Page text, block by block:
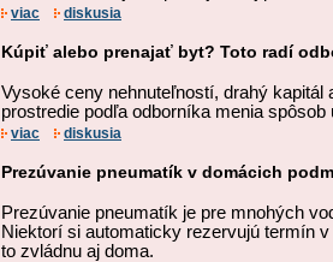
viac diskusia
Kúpiť alebo prenajať byt? Toto radí
Vysoké ceny nehnuteľností, drahý kapitál
prostredie podľa odborníka menia
viac diskusia
Prezúvanie pneumatík v domácich
Prezúvanie pneumatík je pre mnohých
Niektorí si automaticky rezervujú termín
to zvládnu aj doma.